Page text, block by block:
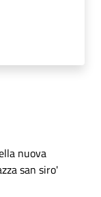
nuova
san siro'